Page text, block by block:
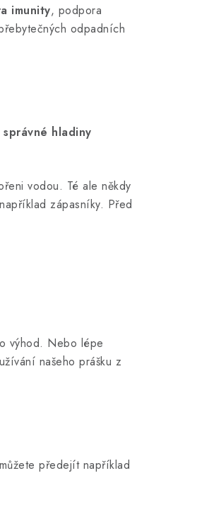
imunity, podpora
odpadních
hladiny
vodou. Té ale někdy
zápasníky. Před
výhod. Nebo lépe
našeho prášku z
předejít například